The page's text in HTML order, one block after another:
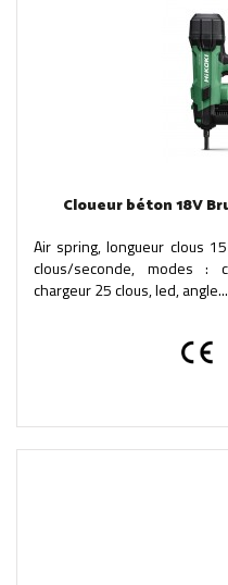
Cloueur béton 18V
Air spring, longueur clous
clous/seconde, modes :
chargeur 25 clous, led, angle...